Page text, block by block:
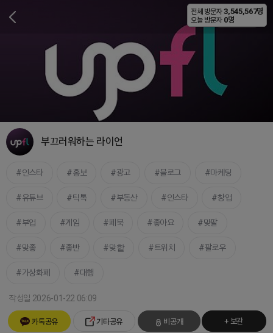
비공개
부끄러워하는 라이언
인스타 홍보 광고 블로그 마케팅
유튜브 틱톡 부동산 인스타 창업
부업 게임 페북 좋아요 맞팔
맞좋 좋반 맞핱 트위치 팔로우
가상화폐 대행
작성일 2026-01-22 06:09
카톡공유 기타공유 비공개 + 보관
전체 방문자 3,545,567명
오늘 방문자 0명